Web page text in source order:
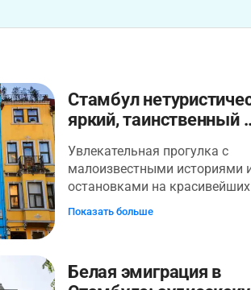
Стамбул
яркий, таинственный
Увлекательная прогулка с
малоизвестными историями
остановками на красивейших
фотоспотах для любителей
Стамбулом и увидите
Показать больше
Белая эмиграция в